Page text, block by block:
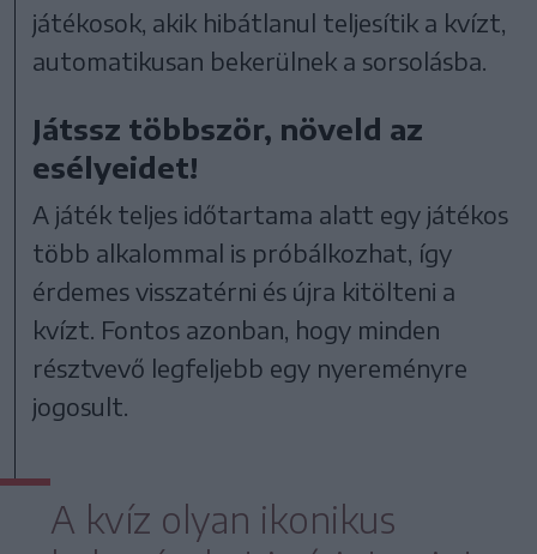
játékosok, akik hibátlanul teljesítik a kvízt,
automatikusan bekerülnek a sorsolásba.
Játssz többször, növeld az
esélyeidet!
A játék teljes időtartama alatt egy játékos
több alkalommal is próbálkozhat, így
érdemes visszatérni és újra kitölteni a
kvízt. Fontos azonban, hogy minden
résztvevő legfeljebb egy nyereményre
jogosult.
A kvíz olyan ikonikus